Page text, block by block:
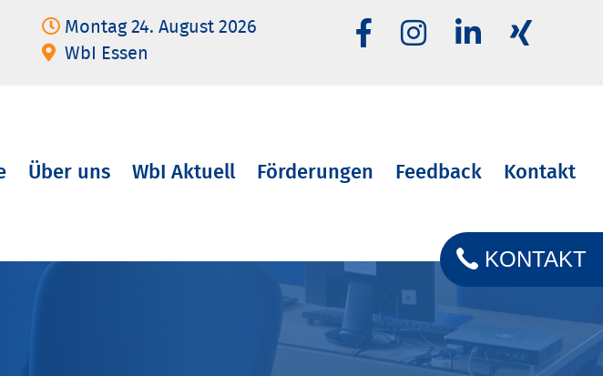
Montag 24. August 2026
WbI Essen
Über uns WbI Aktuell Förderungen Feedback Kontakt
KONTAKT